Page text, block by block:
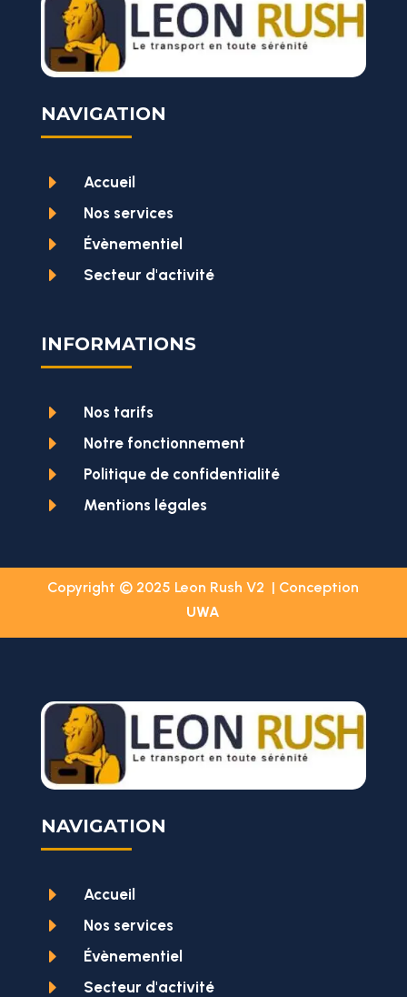
NAVIGATION
E Accueil
E Nos services
E Évènementiel
E Secteur d'activité
INFORMATIONS
E Nos tarifs
E Notre fonctionnement
E Politique de confidentialité
E Mentions légales
Copyright © 2025 Leon Rush V2 | Conception
UWA
NAVIGATION
E Accueil
E Nos services
E Évènementiel
E Secteur d'activité